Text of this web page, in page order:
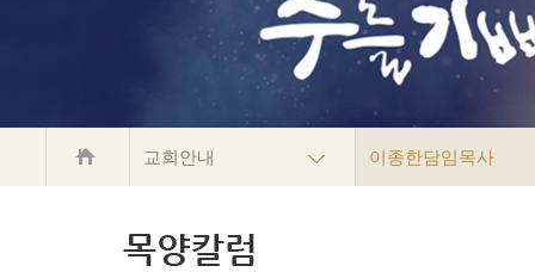
교회안내 이종한담임목사